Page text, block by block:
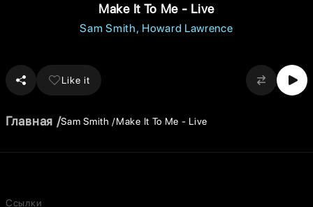
Make It To Me - Live
Sam Smith Howard Lawrence
Like it
Главная Sam Smith Make It To Me - Live
Ссылки